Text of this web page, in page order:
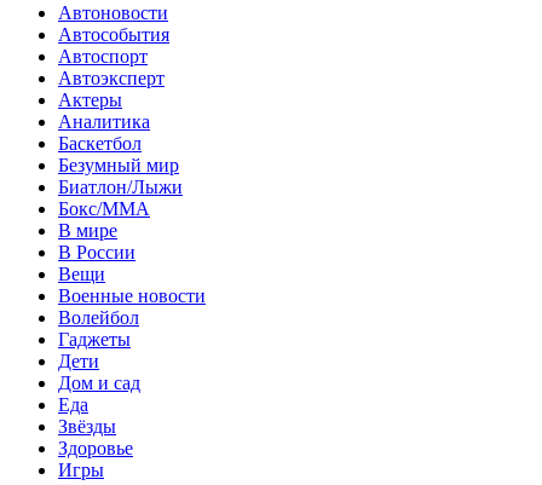
Автоновости
Автособытия
Автоспорт
Автоэксперт
Актеры
Аналитика
Баскетбол
Безумный мир
Биатлон/Лыжи
Бокс/MMA
В мире
В России
Вещи
Военные новости
Волейбол
Гаджеты
Дети
Дом и сад
Еда
Звёзды
Здоровье
Игры